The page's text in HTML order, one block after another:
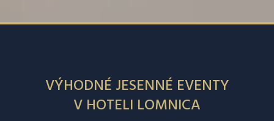
VÝHODNÉ JESENNÉ EVENTY
V HOTELI LOMNICA